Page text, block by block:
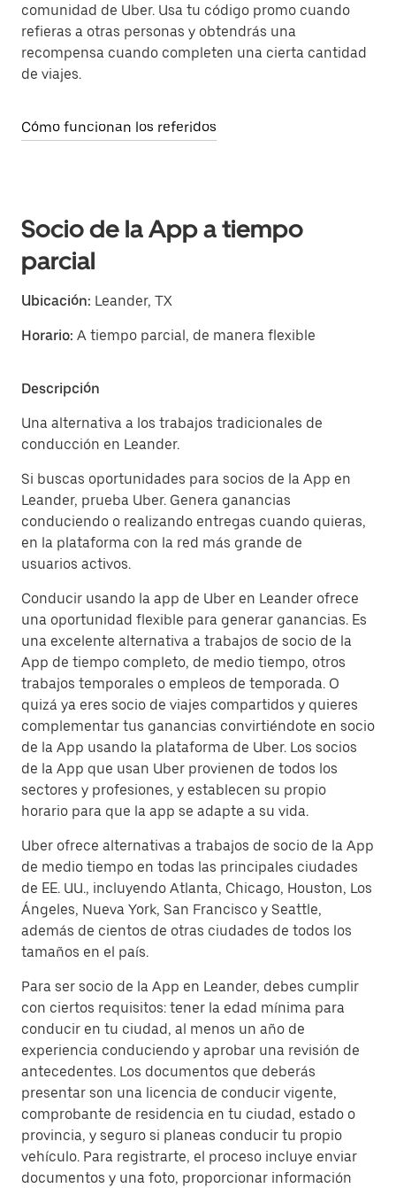
comunidad de Uber. Usa tu código promo cuando
refieras a otras personas y obtendrás una
recompensa cuando completen una cierta cantidad
de viajes.
Cómo funcionan los referidos
Socio de la App a tiempo
parcial
Ubicación: Leander, TX
Horario: A tiempo parcial, de manera flexible
Descripción
Una alternativa a los trabajos tradicionales de
conducción en Leander.
Si buscas oportunidades para socios de la App en
Leander, prueba Uber. Genera ganancias
conduciendo o realizando entregas cuando quieras,
en la plataforma con la red más grande de
usuarios activos.
Conducir usando la app de Uber en Leander ofrece
una oportunidad flexible para generar ganancias. Es
una excelente alternativa a trabajos de socio de la
App de tiempo completo, de medio tiempo, otros
trabajos temporales o empleos de temporada. O
quizá ya eres socio de viajes compartidos y quieres
complementar tus ganancias convirtiéndote en socio
de la App usando la plataforma de Uber. Los socios
de la App que usan Uber provienen de todos los
sectores y profesiones, y establecen su propio
horario para que la app se adapte a su vida.
Uber ofrece alternativas a trabajos de socio de la App
de medio tiempo en todas las principales ciudades
de EE. UU., incluyendo Atlanta, Chicago, Houston, Los
Ángeles, Nueva York, San Francisco y Seattle,
además de cientos de otras ciudades de todos los
tamaños en el país.
Para ser socio de la App en Leander, debes cumplir
con ciertos requisitos: tener la edad mínima para
conducir en tu ciudad, al menos un año de
experiencia conduciendo y aprobar una revisión de
antecedentes. Los documentos que deberás
presentar son una licencia de conducir vigente,
comprobante de residencia en tu ciudad, estado o
provincia, y seguro si planeas conducir tu propio
vehículo. Para registrarte, el proceso incluye enviar
documentos y una foto, proporcionar información